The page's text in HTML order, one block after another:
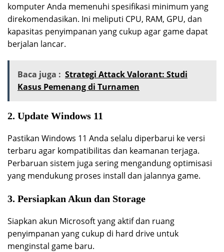
komputer Anda memenuhi spesifikasi minimum yang
direkomendasikan. Ini meliputi CPU, RAM, GPU, dan
kapasitas penyimpanan yang cukup agar game dapat
berjalan lancar.
Baca juga : Strategi Attack Valorant: Studi
Kasus Pemenang di Turnamen
2. Update Windows 11
Pastikan Windows 11 Anda selalu diperbarui ke versi
terbaru agar kompatibilitas dan keamanan terjaga.
Perbaruan sistem juga sering mengandung optimisasi
yang mendukung proses install dan jalannya game.
3. Persiapkan Akun dan Storage
Siapkan akun Microsoft yang aktif dan ruang
penyimpanan yang cukup di hard drive untuk
menginstal game baru.